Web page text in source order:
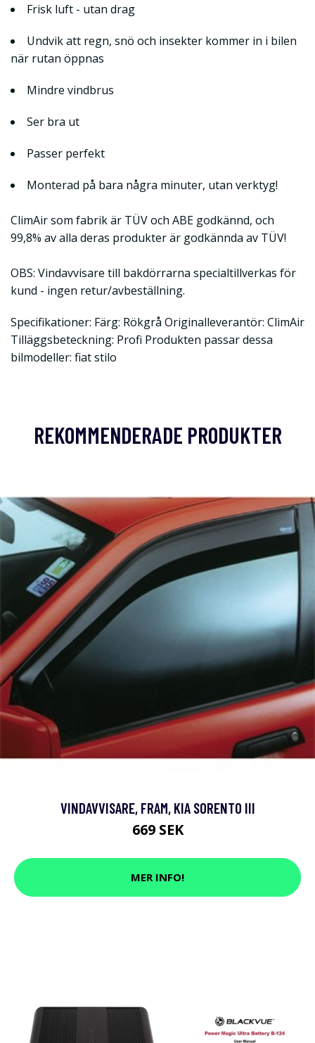
Frisk luft - utan drag
Undvik att regn, snö och insekter kommer in i bilen
när rutan öppnas
Mindre vindbrus
Ser bra ut
Passer perfekt
Monterad på bara några minuter, utan verktyg!
ClimAir som fabrik är TÜV och ABE godkännd, och
99,8% av alla deras produkter är godkännda av TÜV!
OBS: Vindavvisare till bakdörrarna specialtillverkas för
kund - ingen retur/avbeställning.
Specifikationer: Färg: Rökgrå Originalleverantör: ClimAir
Tilläggsbeteckning: Profi Produkten passar dessa
bilmodeller: fiat stilo
REKOMMENDERADE PRODUKTER
VINDAVVISARE, FRAM, KIA SORENTO III
669 SEK
MER INFO!